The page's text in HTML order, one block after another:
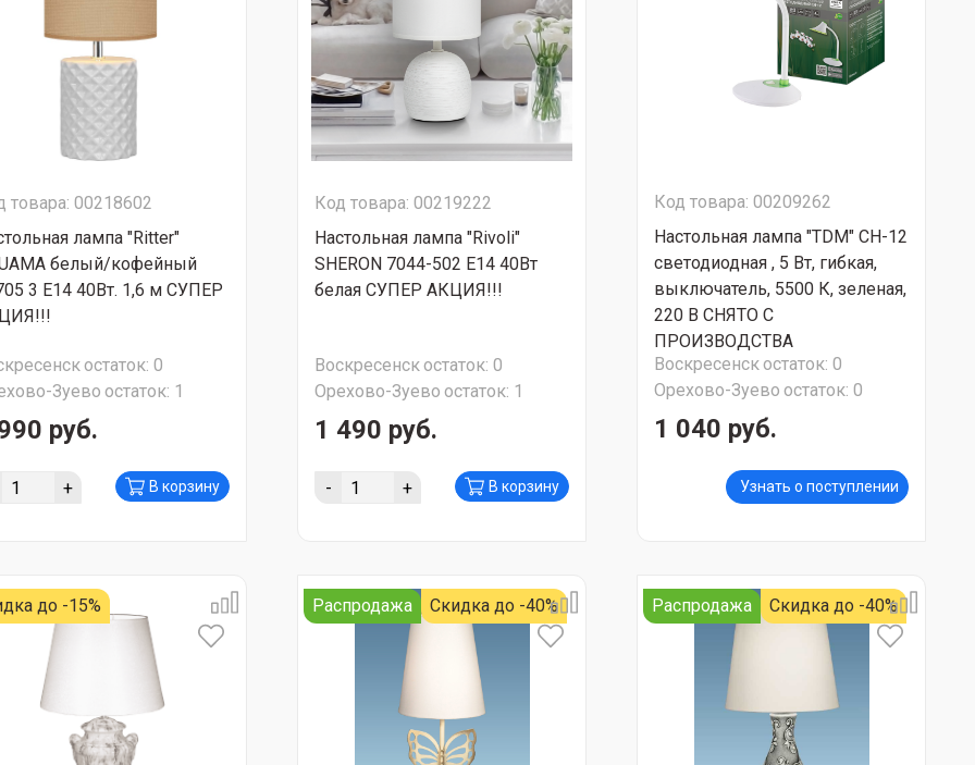
товара: 00218602
лампа "Ritter"
белый/кофейный
3 E14 40Вт. 1,6 м СУПЕР
остаток: 0
Зуево остаток: 1
руб.
+ В корзину
Код товара: 00219222
Настольная лампа "Rivoli"
SHERON 7044-502 Е14 40Вт
белая СУПЕР АКЦИЯ!!!
Воскресенскостаток: 0
Орехово-Зуево остаток: 1
1 490 руб.
- + В корзину
Код товара: 00209262
Настольная лампа "TDM" СН-12
светодиодная , 5 Вт, гибкая,
выключатель, 5500 К, зеленая,
220 В СНЯТО С
ПРОИЗВОДСТВА
Воскресенскостаток: 0
Орехово-Зуево остаток: 0
1 040 руб.
Узнать о поступлении
до -15% Распродажа Скидка до -40% Распродажа Скидка до -40%